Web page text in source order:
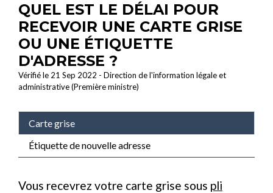
QUEL EST LE DÉLAI POUR
RECEVOIR UNE CARTE GRISE
OU UNE ÉTIQUETTE
D'ADRESSE ?
Vérifié le 21 Sep 2022 - Direction de l'information légale et
administrative (Première ministre)
Carte grise
Étiquette de nouvelle adresse
Vous recevrez votre carte grise sous pli